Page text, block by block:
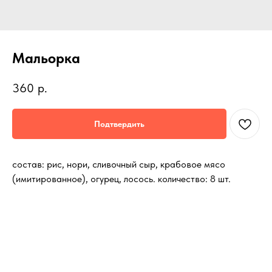
Мальорка
360 р.
Подтвердить
состав: рис, нори, сливочный сыр, крабовое мясо
(имитированное), огурец, лосось. количество: 8 шт.